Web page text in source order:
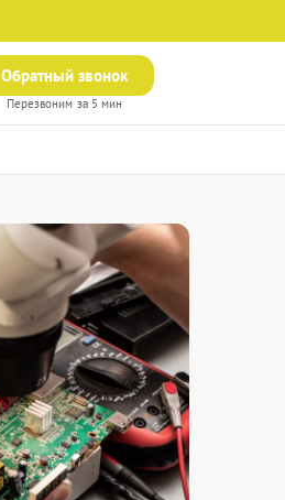
Обратный звонок
Перезвоним за 5 мин